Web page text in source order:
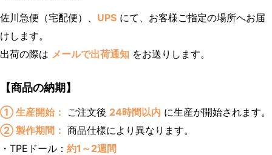
佐川急便（宅配便）、 UPS にて、お客様ご指定の場所へお届
けします。
出荷の際は メールで出荷通知 をお送りします。
【商品の納期】
① 生産開始： ご注文後 24時間以内 に生産が開始されます。
② 製作期間： 商品仕様により異なります。
・TPEドール： 約1～2週間